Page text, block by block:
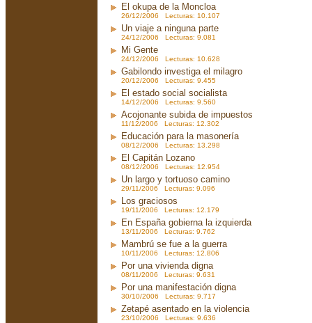
El okupa de la Moncloa
26/12/2006 Lecturas: 10.107
Un viaje a ninguna parte
24/12/2006 Lecturas: 9.081
Mi Gente
24/12/2006 Lecturas: 10.628
Gabilondo investiga el milagro
20/12/2006 Lecturas: 9.455
El estado social socialista
14/12/2006 Lecturas: 9.560
Acojonante subida de impuestos
11/12/2006 Lecturas: 12.302
Educación para la masonería
08/12/2006 Lecturas: 13.298
El Capitán Lozano
08/12/2006 Lecturas: 12.954
Un largo y tortuoso camino
29/11/2006 Lecturas: 9.096
Los graciosos
19/11/2006 Lecturas: 12.179
En España gobierna la izquierda
13/11/2006 Lecturas: 9.762
Mambrú se fue a la guerra
10/11/2006 Lecturas: 12.806
Por una vivienda digna
08/11/2006 Lecturas: 9.631
Por una manifestación digna
30/10/2006 Lecturas: 9.717
Zetapé asentado en la violencia
23/10/2006 Lecturas: 9.636